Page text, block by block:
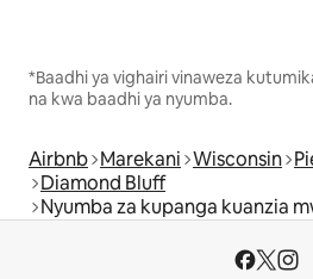
*Baadhi ya vighairi vinaweza
na kwa baadhi ya nyumba.
Airbnb Marekani Wisconsin
Diamond Bluff
Nyumba za kupanga kuanzia